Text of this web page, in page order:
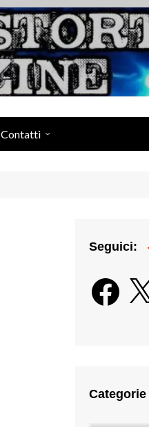
Magazine
Contatti
Seguici:
Facebook
X
Categorie